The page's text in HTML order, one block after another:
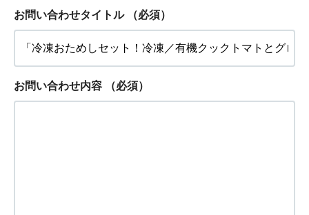
お問い合わせタイトル （必須）
お問い合わせ内容 （必須）